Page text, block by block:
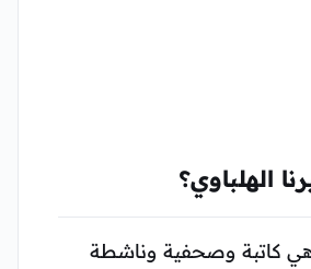
الهلباوي؟
هي كاتبة وصحفية وناشطة